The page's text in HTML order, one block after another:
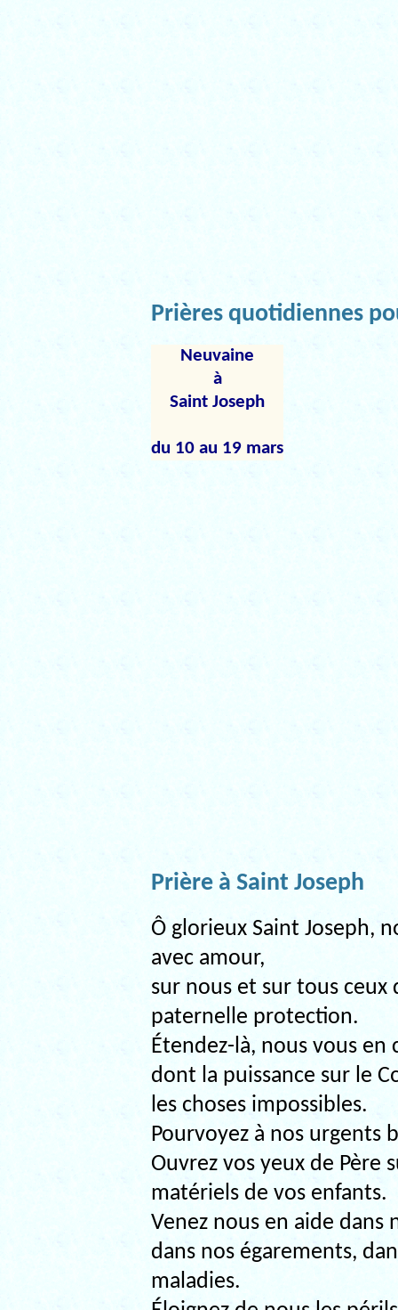
Prières quotidiennes
Neuvaine
à
Saint Joseph
du 10 au 19 mars
Prière à Saint Joseph
Ô glorieux Saint Joseph,
avec amour,
sur nous et sur tous
paternelle protection.
Étendez-là, nous vous en
dont la puissance sur le
les choses impossibles.
Pourvoyez à nos urgents
Ouvrez vos yeux de Père
matériels de vos enfants.
Venez nous en aide dans
dans nos égarements,
maladies.